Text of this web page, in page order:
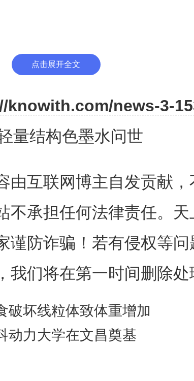
：从不同角度看一张光
这种随观察角度改变而
工业角度来看，排列整
现虹彩色。
工程师一直在开发一种
前期工作中，他们实现
一的硅纳米颗粒通过米氏
点击展开全文
knowith.com/news-3-
量结构色墨水问世
由互联网博主自发贡献，
不承担任何法律责任。天
谨防诈骗！若有侵权等问
我们将在第一时间删除处
破坏线粒体致体重增加
动力大学在文昌奠基